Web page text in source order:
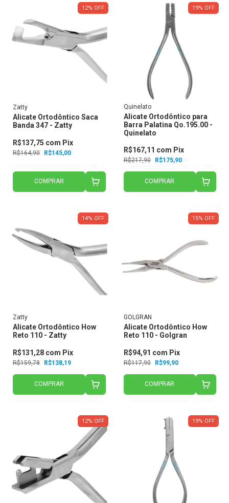
12% OFF
Zatty
Alicate Ortodôntico Saca
Banda 347 - Zatty
R$164,90 R$145,00
R$137,75 com Pix
COMPRAR
19% OFF
Quinelato
Alicate Ortodôntico para
Barra Palatina Qo.195.00 -
Quinelato
R$217,90 R$175,90
R$167,11 com Pix
COMPRAR
14% OFF
Zatty
Alicate Ortodôntico How
Reto 110 - Zatty
R$159,78 R$138,19
R$131,28 com Pix
COMPRAR
15% OFF
GOLGRAN
Alicate Ortodôntico How
Reto 110 - Golgran
R$117,90 R$99,90
R$94,91 com Pix
COMPRAR
12% OFF 19% OFF